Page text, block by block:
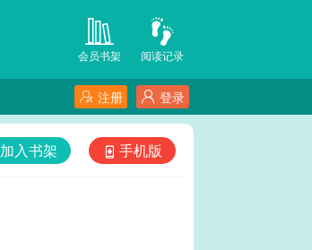
阅读记录
会员书架
登录
注册
手机版
加入书架